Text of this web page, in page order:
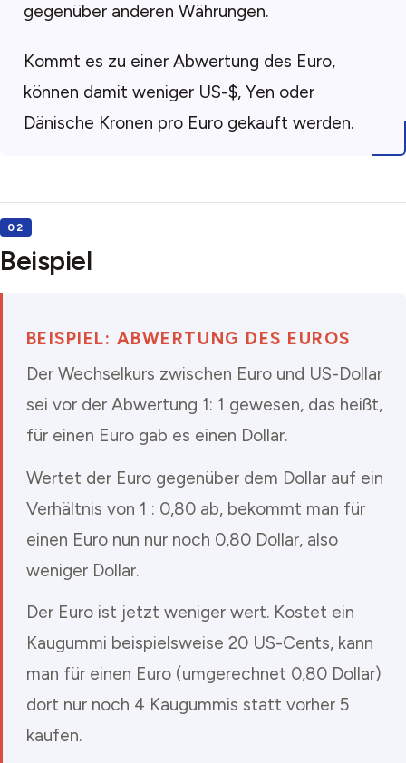
gegenüber anderen Währungen.
Kommt es zu einer Abwertung des Euro,
können damit weniger US-$, Yen oder
Dänische Kronen pro Euro gekauft werden.
Beispiel
BEISPIEL: ABWERTUNG DES EUROS
Der Wechselkurs zwischen Euro und US-Dollar
sei vor der Abwertung 1: 1 gewesen, das heißt,
für einen Euro gab es einen Dollar.
Wertet der Euro gegenüber dem Dollar auf ein
Verhältnis von 1 : 0,80 ab, bekommt man für
einen Euro nun nur noch 0,80 Dollar, also
weniger Dollar.
Der Euro ist jetzt weniger wert. Kostet ein
Kaugummi beispielsweise 20 US-Cents, kann
man für einen Euro (umgerechnet 0,80 Dollar)
dort nur noch 4 Kaugummis statt vorher 5
kaufen.